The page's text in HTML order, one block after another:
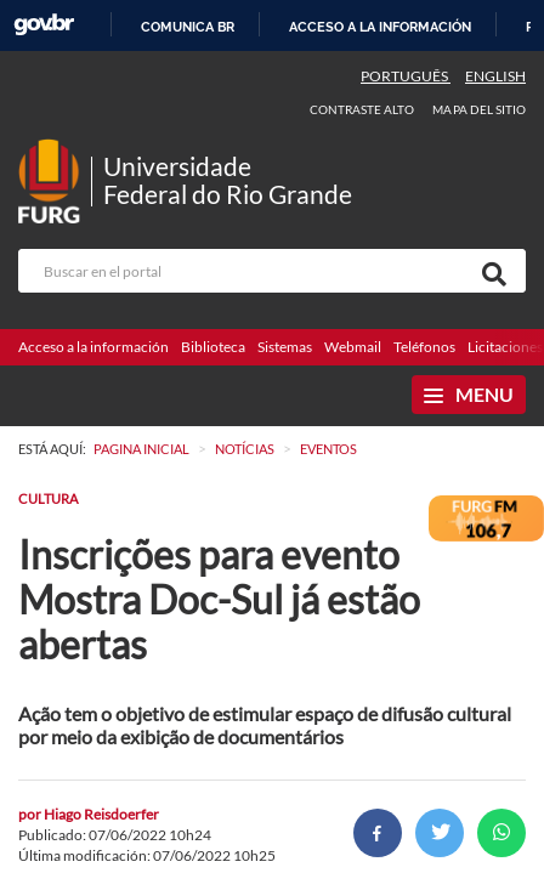
CONTENIDO
COMUNICA BR ACCESO A LA INFORMACIÓN
PORTUGUÊS ENGLISH
CONTRASTE ALTO MAPA DEL SITIO
Universidade
Federal do Rio Grande
Acceso a la información Biblioteca Sistemas Webmail Teléfonos Licitaciones
MENU
ESTÁ AQUÍ: PAGINA INICIAL > NOTÍCIAS > EVENTOS
CULTURA
Inscrições para evento
Mostra Doc-Sul já estão
abertas
Ação tem o objetivo de estimular espaço de difusão cultural
por meio da exibição de documentários
por Hiago Reisdoerfer
Publicado: 07/06/2022 10h24
Última modificación: 07/06/2022 10h25